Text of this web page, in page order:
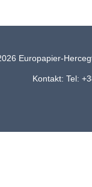
Europapier-
Kontakt: Tel: